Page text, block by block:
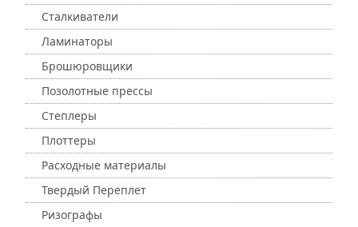
Сталкиватели
Ламинаторы
Брошюровщики
Позолотные прессы
Степлеры
Плоттеры
Расходные материалы
Твердый Переплет
Ризографы